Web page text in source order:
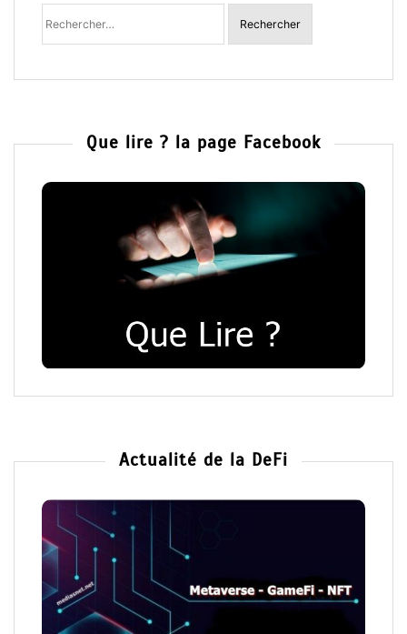
Rechercher
Que lire ? la page Facebook
Actualité de la DeFi